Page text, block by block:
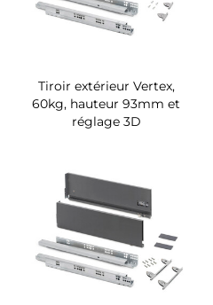
Tiroir extérieur Vertex,
60kg, hauteur 93mm et
réglage 3D